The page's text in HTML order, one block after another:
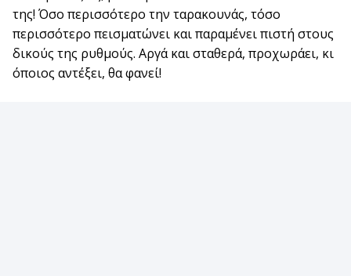
της! Όσο περισσότερο την ταρακουνάς, τόσο
περισσότερο πεισματώνει και παραμένει πιστή στους
δικούς της ρυθμούς. Αργά και σταθερά, προχωράει, κι
όποιος αντέξει, θα φανεί!